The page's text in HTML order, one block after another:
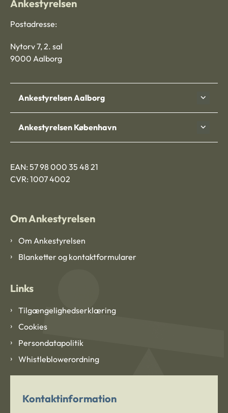
Ankestyrelsen
Postadresse:
Nytorv 7, 2. sal
9000 Aalborg
Ankestyrelsen Aalborg
Ankestyrelsen København
EAN: 57 98 000 35 48 21
CVR: 1007 4002
Om Ankestyrelsen
Om Ankestyrelsen
Blanketter og kontaktformularer
Links
Tilgængelighedserklæring
Cookies
Persondatapolitik
Whistleblowerordning
Kontaktinformation